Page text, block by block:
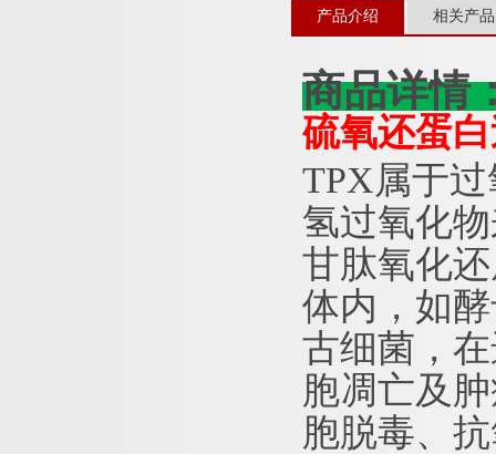
产品介绍 相关产品
商品详情
硫氧还蛋
TPX属于
氢过氧化
甘肽氧化
体内，如
古细菌，
胞凋亡及
胞脱毒、